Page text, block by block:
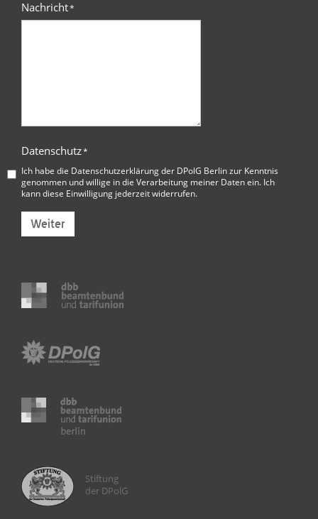
Nachricht*
Datenschutz*
Ich habe die Datenschutzerklärung der DPolG Berlinzur Kenntnis
genommen und willige in die Verarbeitung meiner Daten ein. Ich
kann diese Einwilligung jederzeit widerrufen.
Weiter
Stiftung
der DPolG